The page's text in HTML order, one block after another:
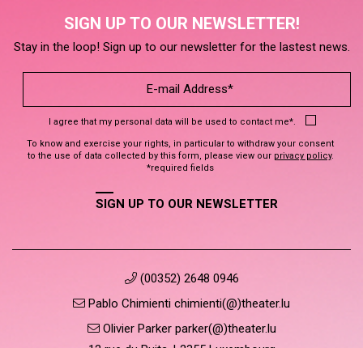
SIGN UP TO OUR NEWSLETTER!
Stay in the loop! Sign up to our newsletter for the lastest news.
I agree that my personal data will be used to contact me*.
To know and exercise your rights, in particular to withdraw your consent
to the use of data collected by this form, please view our privacy policy.
*required fields
SIGN UP TO OUR NEWSLETTER
(00352) 2648 0946
Pablo Chimienti chimienti(@)theater.lu
Olivier Parker parker(@)theater.lu